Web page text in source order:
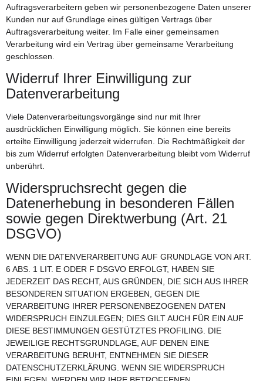
Auftragsverarbeitern geben wir personenbezogene Daten unserer
Kunden nur auf Grundlage eines gültigen Vertrags über
Auftragsverarbeitung weiter. Im Falle einer gemeinsamen
Verarbeitung wird ein Vertrag über gemeinsame Verarbeitung
geschlossen.
Widerruf Ihrer Einwilligung zur
Datenverarbeitung
Viele Datenverarbeitungsvorgänge sind nur mit Ihrer
ausdrücklichen Einwilligung möglich. Sie können eine bereits
erteilte Einwilligung jederzeit widerrufen. Die Rechtmäßigkeit der
bis zum Widerruf erfolgten Datenverarbeitung bleibt vom Widerruf
unberührt.
Widerspruchsrecht gegen die
Datenerhebung in besonderen Fällen
sowie gegen Direktwerbung (Art. 21
DSGVO)
WENN DIE DATENVERARBEITUNG AUF GRUNDLAGE VON ART.
6 ABS. 1 LIT. E ODER F DSGVO ERFOLGT, HABEN SIE
JEDERZEIT DAS RECHT, AUS GRÜNDEN, DIE SICH AUS IHRER
BESONDEREN SITUATION ERGEBEN, GEGEN DIE
VERARBEITUNG IHRER PERSONENBEZOGENEN DATEN
WIDERSPRUCH EINZULEGEN; DIES GILT AUCH FÜR EIN AUF
DIESE BESTIMMUNGEN GESTÜTZTES PROFILING. DIE
JEWEILIGE RECHTSGRUNDLAGE, AUF DENEN EINE
VERARBEITUNG BERUHT, ENTNEHMEN SIE DIESER
DATENSCHUTZERKLÄRUNG. WENN SIE WIDERSPRUCH